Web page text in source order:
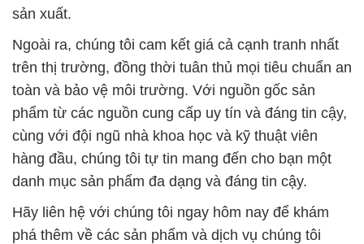
sản xuất.
Ngoài ra, chúng tôi cam kết giá cả cạnh tranh nhất
trên thị trường, đồng thời tuân thủ mọi tiêu chuẩn an
toàn và bảo vệ môi trường. Với nguồn gốc sản
phẩm từ các nguồn cung cấp uy tín và đáng tin cậy,
cùng với đội ngũ nhà khoa học và kỹ thuật viên
hàng đầu, chúng tôi tự tin mang đến cho bạn một
danh mục sản phẩm đa dạng và đáng tin cậy.
Hãy liên hệ với chúng tôi ngay hôm nay để khám
phá thêm về các sản phẩm và dịch vụ chúng tôi